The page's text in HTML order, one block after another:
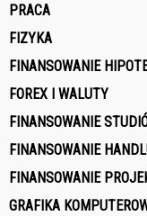
PRACA
FIZYKA
FINANSOWANIE
FOREX I WALUTY
FINANSOWANIE
FINANSOWANIE
FINANSOWANIE
GRAFIKA